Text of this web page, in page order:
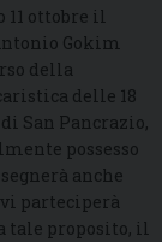
11 ottobre il
Gokim
della
delle 18
San Pancrazio,
possesso
anche
parteciperà
tale proposito, il